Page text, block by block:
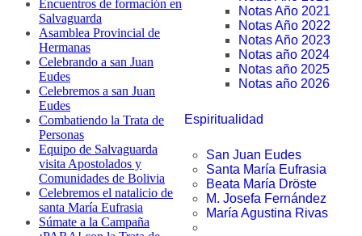
Notas Año 2021
Notas Año 2022
Notas Año 2023
Notas año 2024
Notas año 2025
Notas año 2026
Espiritualidad
San Juan Eudes
Santa María Eufrasia
Beata María Dröste
M. Josefa Fernández
María Agustina Rivas
Encuentros de formación en
Salvaguarda
Asamblea Provincial de
Hermanas
Celebrando a san Juan
Eudes
Celebremos a san Juan
Eudes
Combatiendo la Trata de
Personas
Equipo de Salvaguarda
visita Apostolados y
Comunidades de Bolivia
Celebremos el natalicio de
santa María Eufrasia
Súmate a la Campaña